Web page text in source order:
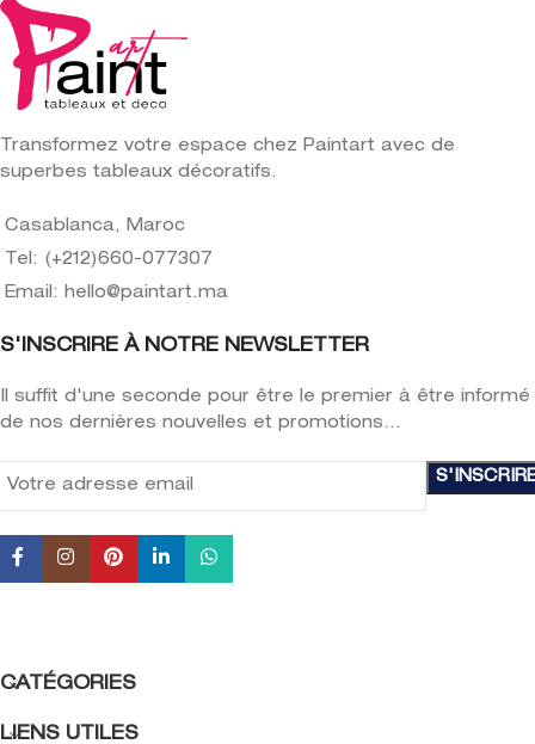
Transformez votre espace chez Paintart avec de
superbes tableaux décoratifs.
Casablanca, Maroc
Tel: (+212)660-077307
Email: hello@paintart.ma
S'INSCRIRE À NOTRE NEWSLETTER
Il suffit d'une seconde pour être le premier à être informé
de nos dernières nouvelles et promotions...
CATÉGORIES
LIENS UTILES